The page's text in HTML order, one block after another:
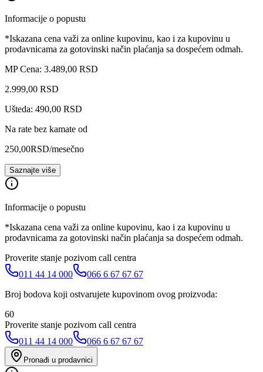
Informacije o popustu
*Iskazana cena važi za online kupovinu, kao i za kupovinu u
prodavnicama za gotovinski način plaćanja sa dospećem odmah.
MP Cena: 3.489,00 RSD
2.999,00 RSD
Ušteda: 490,00 RSD
Na rate bez kamate od
250,00RSD/mesečno
Saznajte više
Informacije o popustu
*Iskazana cena važi za online kupovinu, kao i za kupovinu u
prodavnicama za gotovinski način plaćanja sa dospećem odmah.
Proverite stanje pozivom call centra
011 44 14 000
066 6 67 67 67
Broj bodova koji ostvarujete kupovinom ovog proizvoda:
60
Proverite stanje pozivom call centra
011 44 14 000
066 6 67 67 67
Pronađi u prodavnici